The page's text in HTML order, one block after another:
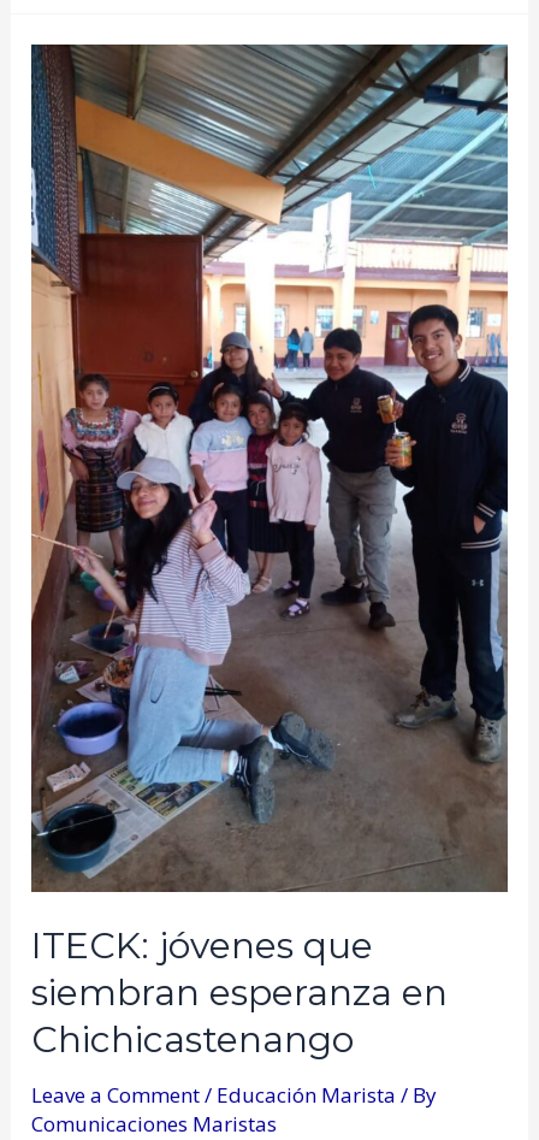
ITECK: jóvenes que
siembran esperanza en
Chichicastenango
Leave a Comment/ Educación Marista / By
Comunicaciones Maristas